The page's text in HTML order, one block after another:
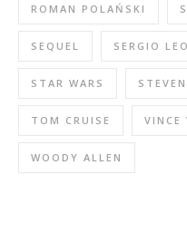
ROMAN POLAŃSKI
SEQUEL SERGIO
STAR WARS
TOM CRUISE VINCE
WOODY ALLEN